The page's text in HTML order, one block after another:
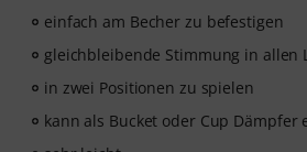
einfach am Becher zu befestigen
gleichbleibende Stimmung in allen
in zwei Positionen zu spielen
kann als Bucket oder Cup Dämpfer